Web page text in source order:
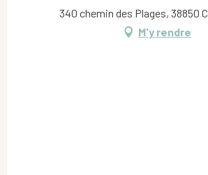
340 chemin des Plages, 38850
M'y rendre